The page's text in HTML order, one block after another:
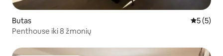
Butas Vidutinis
5 (5)
Penthouse iki 8 žmonių